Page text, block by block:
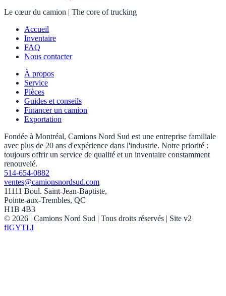
Le cœur du camion | The core of trucking
Accueil
Inventaire
FAQ
Nous contacter
À propos
Service
Pièces
Guides et conseils
Financer un camion
Exportation
Fondée à Montréal, Camions Nord Sud est une entreprise familiale
avec plus de 20 ans d'expérience dans l'industrie. Notre priorité :
toujours offrir un service de qualité et un inventaire constamment
renouvelé.
514-654-0882
ventes@camionsnordsud.com
11111 Boul. Saint-Jean-Baptiste,
Pointe-aux-Trembles, QC
H1B 4B3
© 2026 | Camions Nord Sud | Tous droits réservés | Site v2
fIGYTLI